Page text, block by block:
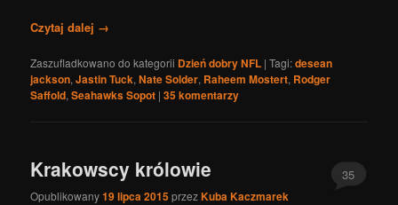
Czytaj dalej →
Zaszufladkowano do kategorii Dzień dobry NFL |Tagi:desean
jackson,Jastin Tuck,Nate Solder, Raheem Mostert, Rodger
Saffold,Seahawks Sopot |35komentarzy
Krakowscy królowie
Opublikowany19 lipca 2015przezKuba Kaczmarek
35